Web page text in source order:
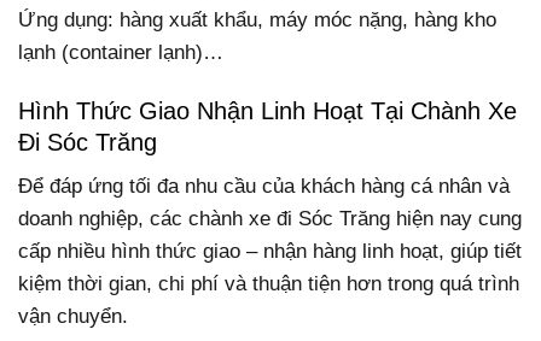
Ứng dụng: hàng xuất khẩu, máy móc nặng, hàng kho
lạnh (container lạnh)…
Hình Thức Giao Nhận Linh Hoạt Tại Chành Xe
Đi Sóc Trăng
Để đáp ứng tối đa nhu cầu của khách hàng cá nhân và
doanh nghiệp, các chành xe đi Sóc Trăng hiện nay cung
cấp nhiều hình thức giao – nhận hàng linh hoạt, giúp tiết
kiệm thời gian, chi phí và thuận tiện hơn trong quá trình
vận chuyển.